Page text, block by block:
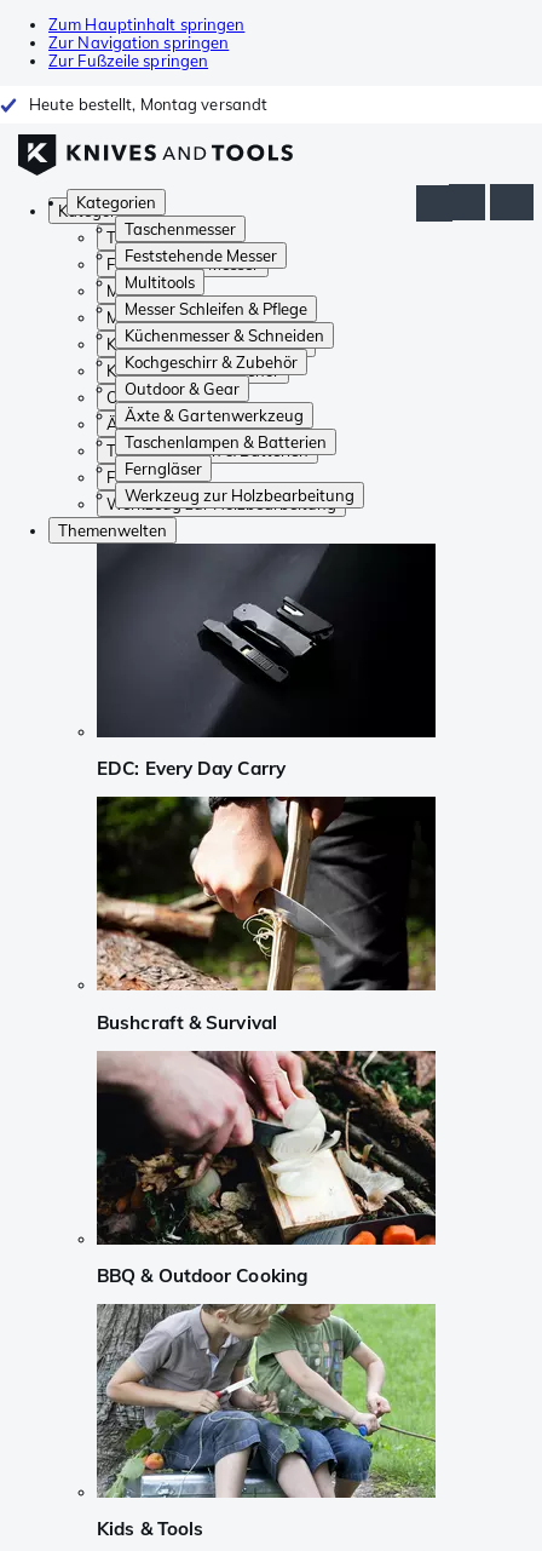
Zum Hauptinhalt springen
Zur Navigation springen
Zur Fußzeile springen
Heute bestellt, Montag versandt
Kategorien
Taschenmesser
Feststehende Messer
Multitools
Messer Schleifen & Pflege
Küchenmesser & Schneiden
Kochgeschirr & Zubehör
Outdoor & Gear
Äxte & Gartenwerkzeug
Taschenlampen & Batterien
Ferngläser
Werkzeug zur Holzbearbeitung
Kategorien
Taschenmesser
Feststehende Messer
Multitools
Messer Schleifen & Pflege
Küchenmesser & Schneiden
Kochgeschirr & Zubehör
Outdoor & Gear
Äxte & Gartenwerkzeug
Taschenlampen & Batterien
Ferngläser
Werkzeug zur Holzbearbeitung
Themenwelten
EDC: Every Day Carry
Bushcraft & Survival
BBQ & Outdoor Cooking
Kids & Tools